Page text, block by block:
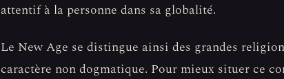
attentif à la personne dans sa globalité.
Le New Age se distingue ainsi des grandes
caractère non dogmatique. Pour mieux situer ce